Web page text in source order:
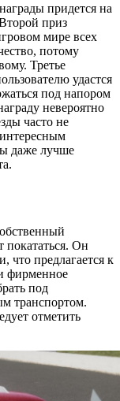
придется на
приз
мире всех
потому
Третье
удастся
под напором
невероятно
часто не
даже лучше
покататься. Он
что предлагается к
фирменное
под
транспортом.
отметить